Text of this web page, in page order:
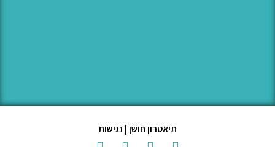
תיאטרון חושן | נגישות